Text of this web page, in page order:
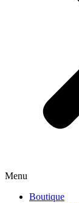
Menu
Boutique